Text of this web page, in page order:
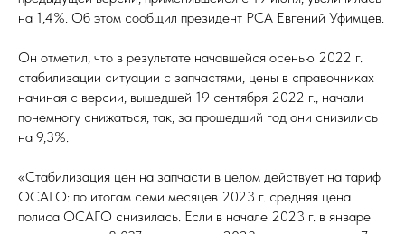
на 1,4%. Об этом сообщил президент РСА Евгений Уфимцев.
Он отметил, что в результате начавшейся осенью 2022 г.
стабилизации ситуации с запчастями, цены в справочниках
начиная с версии, вышедшей 19 сентября 2022 г., начали
понемногу снижаться, так, за прошедший год они снизились
на 9,3%.
«Стабилизация цен на запчасти в целом действует на тариф
ОСАГО: по итогам семи месяцев 2023 г. средняя цена
полиса ОСАГО снизилась. Если в начале 2023 г. в январе